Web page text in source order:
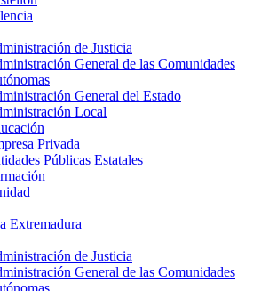
de Justicia
General de las Comunidades
General del Estado
Local
Privada
Públicas Estatales
Extremadura
de Justicia
General de las Comunidades